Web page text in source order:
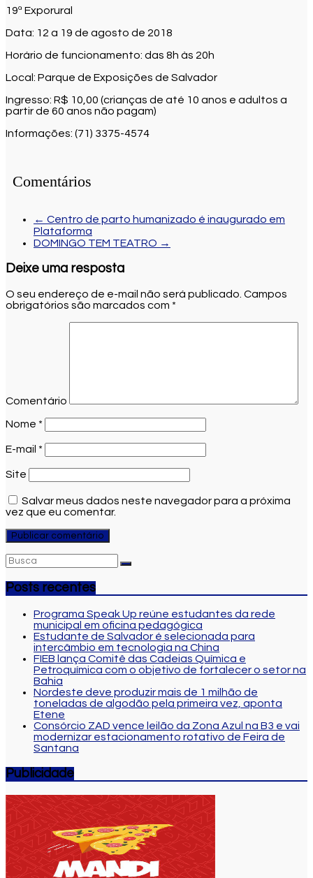
19ª Exporural
Data: 12 a 19 de agosto de 2018
Horário de funcionamento: das 8h às 20h
Local: Parque de Exposições de Salvador
Ingresso: R$ 10,00 (crianças de até 10 anos e adultos a
partir de 60 anos não pagam)
Informações: (71) 3375-4574
Comentários
← Centro de parto humanizado é inaugurado em
Plataforma
DOMINGO TEM TEATRO →
Deixe uma resposta
O seu endereço de e-mail não será publicado. Campos
obrigatórios são marcados com *
Comentário
Nome *
E-mail *
Site
Salvar meus dados neste navegador para a próxima
vez que eu comentar.
Posts recentes
Programa Speak Up reúne estudantes da rede
municipal em oficina pedagógica
Estudante de Salvador é selecionada para
intercâmbio em tecnologia na China
FIEB lança Comitê das Cadeias Química e
Petroquímica com o objetivo de fortalecer o setor na
Bahia
Nordeste deve produzir mais de 1 milhão de
toneladas de algodão pela primeira vez, aponta
Etene
Consórcio ZAD vence leilão da Zona Azul na B3 e vai
modernizar estacionamento rotativo de Feira de
Santana
Publicidade